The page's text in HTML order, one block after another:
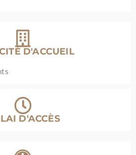
D'ACCUEIL
D'ACCÈS